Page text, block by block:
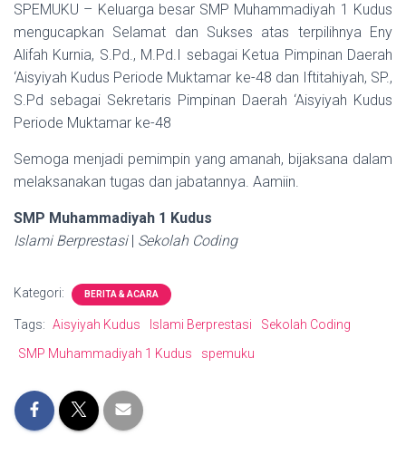
SPEMUKU – Keluarga besar SMP Muhammadiyah 1 Kudus
mengucapkan Selamat dan Sukses atas terpilihnya Eny
Alifah Kurnia, S.Pd., M.Pd.I sebagai Ketua Pimpinan Daerah
‘Aisyiyah Kudus Periode Muktamar ke-48 dan Iftitahiyah, SP.,
S.Pd sebagai Sekretaris Pimpinan Daerah ‘Aisyiyah Kudus
Periode Muktamar ke-48
Semoga menjadi pemimpin yang amanah, bijaksana dalam
melaksanakan tugas dan jabatannya. Aamiin.
SMP Muhammadiyah 1 Kudus
Islami Berprestasi| Sekolah Coding
Kategori: BERITA & ACARA
Tags: Aisyiyah Kudus Islami Berprestasi
Sekolah Coding
SMP Muhammadiyah 1 Kudus
spemuku